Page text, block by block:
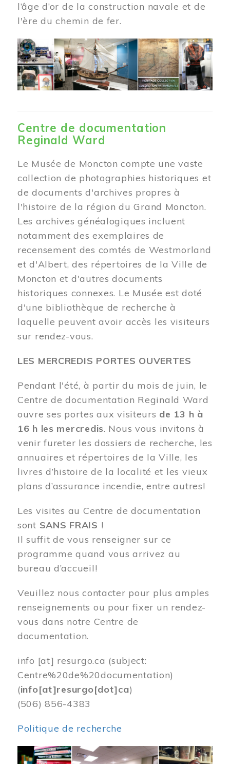
l’âge d’or de la construction navale et de
l'ère du chemin de fer.
Centre de documentation
Reginald Ward
Le Musée de Moncton compte une vaste
collection de photographies historiques et
de documents d'archives propres à
l'histoire de la région du Grand Moncton.
Les archives généalogiques incluent
notamment des exemplaires de
recensement des comtés de Westmorland
et d'Albert, des répertoires de la Ville de
Moncton et d'autres documents
historiques connexes. Le Musée est doté
d'une bibliothèque de recherche à
laquelle peuvent avoir accès les visiteurs
sur rendez-vous.
LES MERCREDIS PORTES OUVERTES
Pendant l'été, à partir du mois de juin, le
Centre de documentation Reginald Ward
ouvre ses portes aux visiteurs de 13 h à
16 h les mercredis. Nous vous invitons à
venir fureter les dossiers de recherche, les
annuaires et répertoires de la Ville, les
livres d’histoire de la localité et les vieux
plans d’assurance incendie, entre autres!
Les visites au Centre de documentation
sont SANS FRAIS !
Il suffit de vous renseigner sur ce
programme quand vous arrivez au
bureau d’accueil!
Veuillez nous contacter pour plus amples
renseignements ou pour fixer un rendez-
vous dans notre Centre de
documentation.
info [at] resurgo.ca (subject:
Centre%20de%20documentation)
(info[at]resurgo[dot]ca)
(506) 856-4383
Politique de recherche
Image